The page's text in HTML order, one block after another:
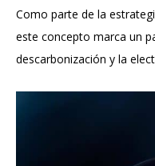
Como parte de la
este concepto marca un
descarbonización y la